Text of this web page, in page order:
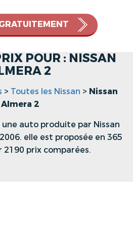
POUR : NISSAN
2
> Toutes les Nissan > Nissan
Almera 2
auto produite par Nissan
elle est proposée en 365
2190 prix comparées.